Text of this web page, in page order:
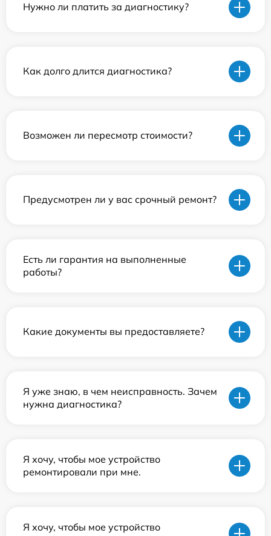
Нужно ли платить за диагностику?
Как долго длится диагностика?
Возможен ли пересмотр стоимости?
Предусмотрен ли у вас срочный ремонт?
Есть ли гарантия на выполненные
работы?
Какие документы вы предоставляете?
Я уже знаю, в чем неисправность. Зачем
нужна диагностика?
Я хочу, чтобы мое устройство
ремонтировали при мне.
Я хочу, чтобы мое устройство